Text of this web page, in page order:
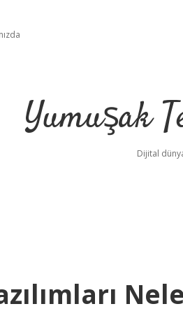
Yumuşak
Dijital